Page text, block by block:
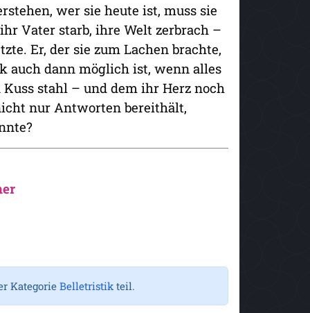
wer sie heute ist, muss sie
Vater starb, ihre Welt zerbrach –
Er, der sie zum Lachen brachte,
auch dann möglich ist, wenn alles
stahl – und dem ihr Herz noch
nur Antworten bereithält,
Kategorie Belletristikteil.